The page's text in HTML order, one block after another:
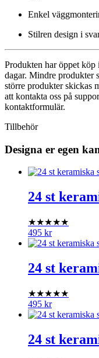
Enkel
Stilren design i
Produkten har öppet köp
dagar. Mindre produkter
större produkter skickas
att kontakta oss på
kontaktformulär.
Tillbehör
Designa er egen
24 st
★★★★★
495 kr
24 st
★★★★★
495 kr
24 st